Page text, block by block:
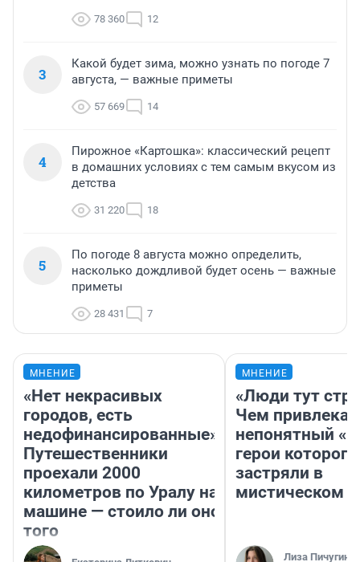
78 360 12
3
Какой будет зима, можно узнать по погоде 7
августа, — важные приметы
57 669 14
4
Пирожное «Картошка»: классический рецепт
в домашних условиях с тем самым вкусом из
детства
31 220 18
5
По погоде 8 августа можно определить,
насколько дождливой будет осень — важные
приметы
28 431 7
МНЕНИЕ
«Нет некрасивых
городов, есть
недофинансированные».
Путешественники
проехали 2000
километров по Уралу на
машине — стоило ли оно
того
МНЕНИЕ
«Люди тут
Чем
непонятный
герои которого
застряли в
мистическом
Лиза Пичугина